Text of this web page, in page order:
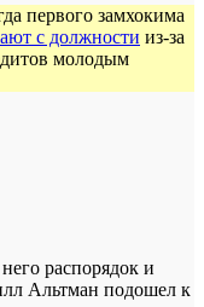
первого замхокима
с должности из-за
молодым
распорядок и
Альтман подошел к